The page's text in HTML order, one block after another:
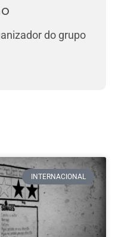
do grupo
INTERNACIONAL